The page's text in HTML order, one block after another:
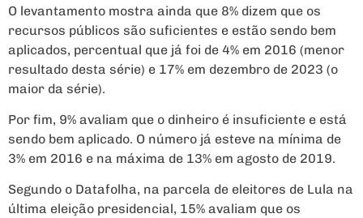
O levantamento mostra ainda que 8% dizem que os
recursos públicos são suficientes e estão sendo bem
aplicados, percentual que já foi de 4% em 2016 (menor
resultado desta série) e 17% em dezembro de 2023 (o
maior da série).
Por fim, 9% avaliam que o dinheiro é insuficiente e está
sendo bem aplicado. O número já esteve na mínima de
3% em 2016 e na máxima de 13% em agosto de 2019.
Segundo o Datafolha, na parcela de eleitores de Lula na
última eleição presidencial, 15% avaliam que os